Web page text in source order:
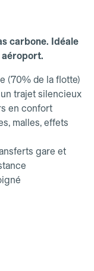
carbone. Idéale
(70% de la flotte)
trajet silencieux
en confort
malles, effets
gare et